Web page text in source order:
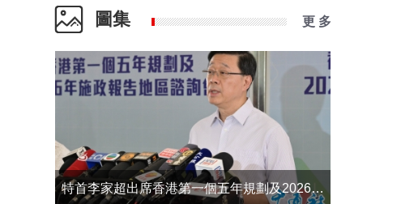
圖集 更 多
​特首李家超出席香港第一個五年規劃及2026年《施政報告》地區諮詢會